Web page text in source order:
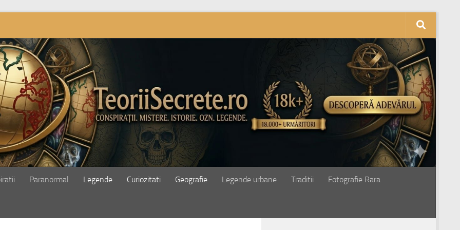
Paranormal Legende Curiozitati Geografie Legende urbane Traditii Fotografie Rara